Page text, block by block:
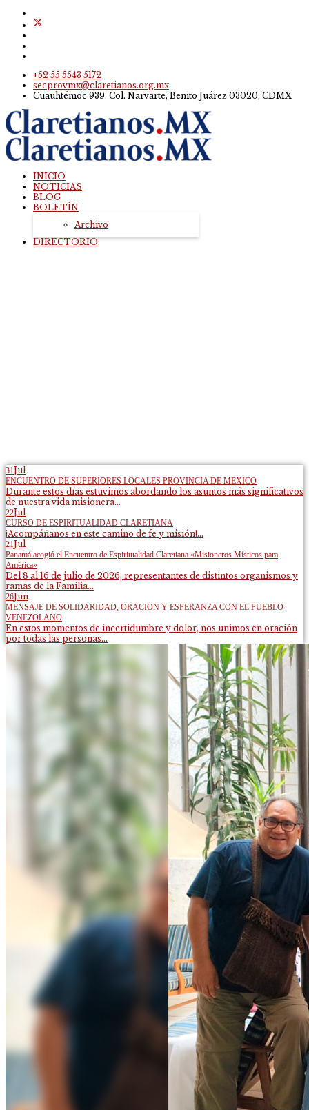
+52 55 5543 5172
secprovmx@claretianos.org.mx
Cuauhtémoc 939. Col. Narvarte, Benito Juárez 03020, CDMX
INICIO
NOTICIAS
BLOG
BOLETÍN
Archivo
DIRECTORIO
31Jul
ENCUENTRO DE SUPERIORES LOCALES PROVINCIA DE MEXICO
Durante estos días estuvimos abordando los asuntos más significativos
de nuestra vida misionera...
22Jul
CURSO DE ESPIRITUALIDAD CLARETIANA
¡Acompáñanos en este camino de fe y misión!...
21Jul
Panamá acogió el Encuentro de Espiritualidad Claretiana «Misioneros Místicos para
América»
Del 8 al 16 de julio de 2026, representantes de distintos organismos y
ramas de la Familia...
26Jun
MENSAJE DE SOLIDARIDAD, ORACIÓN Y ESPERANZA CON EL PUEBLO
VENEZOLANO
En estos momentos de incertidumbre y dolor, nos unimos en oración
por todas las personas...